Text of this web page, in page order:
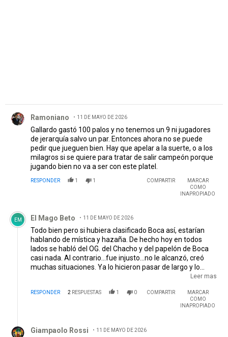
Ramoniano 11 DE MAYO DE 2026
Gallardo gastó 100 palos y no tenemos un 9 ni jugadores
de jerarquía salvo un par. Entonces ahora no se puede
pedir que jueguen bien. Hay que apelar a la suerte, o a los
milagros si se quiere para tratar de salir campeón porque
jugando bien no va a ser con este platel.
RESPONDER 1 1 COMPARTIR
MARCAR
COMO
INAPROPIADO
Comentario de El Mago Beto.
EM El Mago Beto 11 DE MAYO DE 2026
Todo bien pero si hubiera clasificado Boca así, estarían
hablando de mística y hazaña. De hecho hoy en todos
lados se habló del OG. del Chacho y del papelón de Boca
casi nada. Al contrario...fue injusto...no le alcanzó, creó
muchas situaciones. Ya lo hicieron pasar de largo y lo
taparon con River pero mas que nada para remarcar que
el pollo Vignolo anoche y con la bronca de los
bosteriodistas de siempre. Los que jugaban bien y lindo, la
Leer mas
RESPONDER 2 RESPUESTAS 1 0 COMPARTIR
MARCAR
COMO
INAPROPIADO
Giampaolo Rossi
11 DE MAYO DE 2026